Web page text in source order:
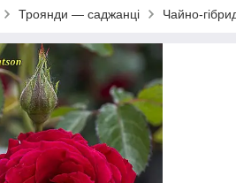
Троянди — саджанці Чайно-